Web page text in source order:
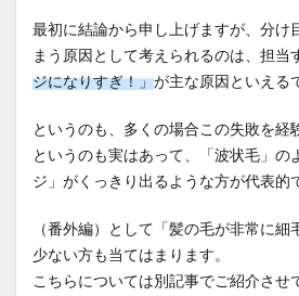
最初に結論から申し上げますが、分け
まう原因として考えられるのは、担当
ジになりすぎ！」が主な原因といえる
というのも、多くの場合この失敗を経
というのも実はあって、「波状毛」の
ジ」がくっきり出るような方が代表的
（番外編）として「髪の毛が非常に
少ない方も当てはまります。
こちらについては別記事でご紹介させ